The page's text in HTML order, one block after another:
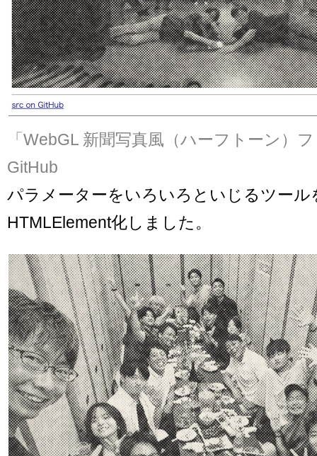
「WebGL 新聞写真風（ハーフトーン）
GitHub
パラメーターをいろいろといじるツール
HTMLElement化しました。